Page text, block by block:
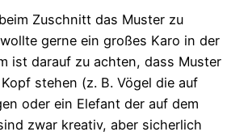
Zuschnitt das Muster zu
gerne ein großes Karo in der
ist darauf zu achten, dass Muster
stehen (z. B. Vögel die auf
oder ein Elefant der auf dem
zwar kreativ, aber sicherlich